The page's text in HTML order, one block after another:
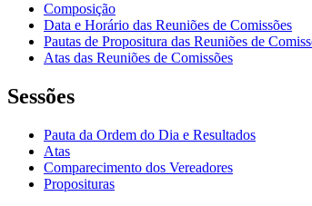
Composição
Data e Horário das Reuniões de Comissões
Pautas de Propositura das Reuniões de
Atas das Reuniões de Comissões
Sessões
Pauta da Ordem do Dia e Resultados
Atas
Comparecimento dos Vereadores
Proposituras